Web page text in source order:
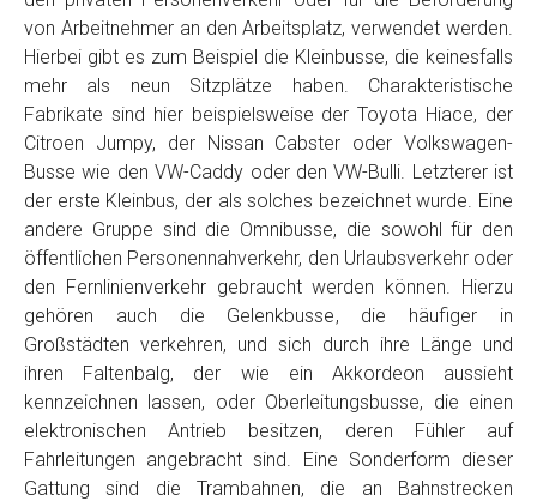
von Arbeitnehmer an den Arbeitsplatz, verwendet werden.
Hierbei gibt es zum Beispiel die Kleinbusse, die keinesfalls
mehr als neun Sitzplätze haben. Charakteristische
Fabrikate sind hier beispielsweise der Toyota Hiace, der
Citroen Jumpy, der Nissan Cabster oder Volkswagen-
Busse wie den VW-Caddy oder den VW-Bulli. Letzterer ist
der erste Kleinbus, der als solches bezeichnet wurde. Eine
andere Gruppe sind die Omnibusse, die sowohl für den
öffentlichen Personennahverkehr, den Urlaubsverkehr oder
den Fernlinienverkehr gebraucht werden können. Hierzu
gehören auch die Gelenkbusse, die häufiger in
Großstädten verkehren, und sich durch ihre Länge und
ihren Faltenbalg, der wie ein Akkordeon aussieht
kennzeichnen lassen, oder Oberleitungsbusse, die einen
elektronischen Antrieb besitzen, deren Fühler auf
Fahrleitungen angebracht sind. Eine Sonderform dieser
Gattung sind die Trambahnen, die an Bahnstrecken